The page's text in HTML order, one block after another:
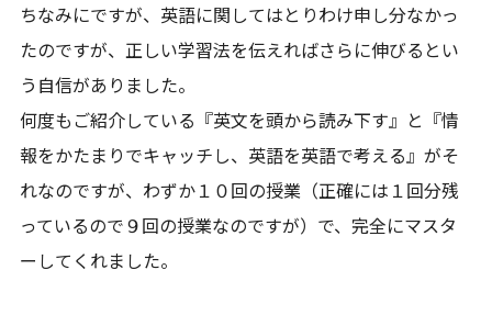
ちなみにですが、英語に関してはとりわけ申し分なかっ
たのですが、正しい学習法を伝えればさらに伸びるとい
う自信がありました。
何度もご紹介している『英文を頭から読み下す』と『情
報をかたまりでキャッチし、英語を英語で考える』がそ
れなのですが、わずか１０回の授業（正確には１回分残
っているので９回の授業なのですが）で、完全にマスタ
ーしてくれました。